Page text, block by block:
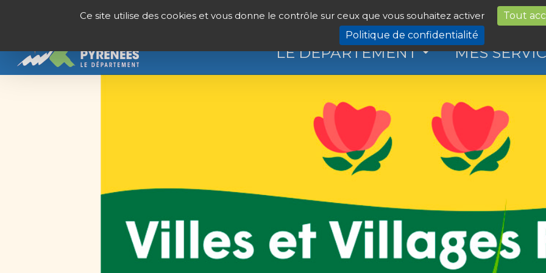
Ce site utilise des cookies et vous donne le contrôle sur ceux que vous souhaitez activer Tout
Politique de confidentialité
LE DÉPARTEMENT MES